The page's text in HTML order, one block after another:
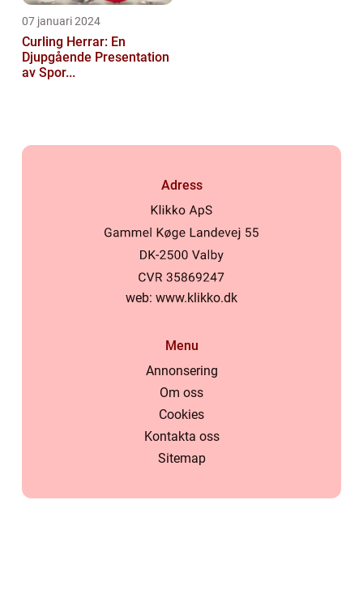
07 januari 2024
Curling Herrar: En
Djupgående Presentation
av Spor...
Adress
web: www.klikko.dk
Menu
Annonsering
Om oss
Cookies
Kontakta oss
Sitemap